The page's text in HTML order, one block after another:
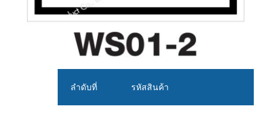
ลำดับที่ รหัสสินค้า